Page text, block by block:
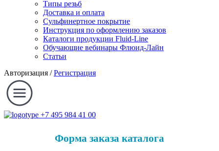
Типы резьб
Доставка и оплата
Сульфинертное покрытие
Инструкция по оформлению заказов
Каталоги продукции Fluid-Line
Обучающие вебинары Флюид-Лайн
Статьи
Авторизация /Регистрация
+7 495 984 41 00
Форма заказа каталога